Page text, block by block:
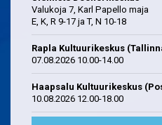
Valukoja 7, Karl Papello maja
E, K, R 9-17 ja T, N 10-18
Rapla Kultuurikeskus
07.08.2026 10.00-14.00
Haapsalu Kultuurikeskus
10.08.2026 12.00-18.00